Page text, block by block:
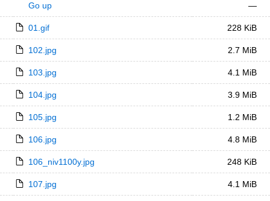
Go up —
01.gif 228 KiB
102.jpg 2.7 MiB
103.jpg 4.1 MiB
104.jpg 3.9 MiB
105.jpg 1.2 MiB
106.jpg 4.8 MiB
106_niv1100y.jpg 248 KiB
107.jpg 4.1 MiB